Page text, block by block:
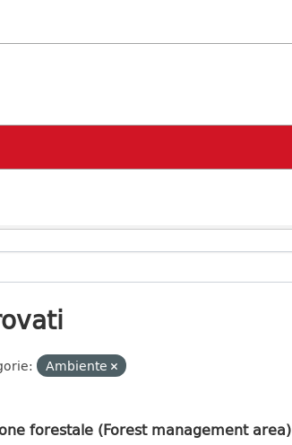
Ambiente
forestale (Forest management area)